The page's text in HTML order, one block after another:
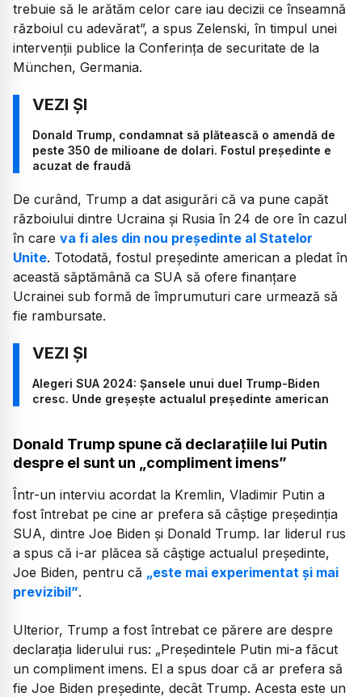
trebuie să le arătăm celor care iau decizii ce înseamnă
războiul cu adevărat”, a spus Zelenski, în timpul unei
intervenţii publice la Conferinţa de securitate de la
München, Germania.
Donald Trump, condamnat să plătească o amendă de
peste 350 de milioane de dolari. Fostul președinte e
acuzat de fraudă
De curând, Trump a dat asigurări că va pune capăt
războiului dintre Ucraina şi Rusia în 24 de ore în cazul
în care va fi ales din nou preşedinte al Statelor
Unite. Totodată, fostul președinte american a pledat în
această săptămână ca SUA să ofere finanţare
Ucrainei sub formă de împrumuturi care urmează să
fie rambursate.
Alegeri SUA 2024: Șansele unui duel Trump-Biden
cresc. Unde greșește actualul președinte american
Donald Trump spune că declarațiile lui Putin
despre el sunt un „compliment imens”
Într-un interviu acordat la Kremlin, Vladimir Putin a
fost întrebat pe cine ar prefera să câștige președinția
SUA, dintre Joe Biden și Donald Trump. Iar liderul rus
a spus că i-ar plăcea să câștige actualul președinte,
Joe Biden, pentru că „este mai experimentat și mai
previzibil”.
Ulterior, Trump a fost întrebat ce părere are despre
declarația liderului rus: „Președintele Putin mi-a făcut
un compliment imens. El a spus doar că ar prefera să
fie Joe Biden președinte, decât Trump. Acesta este un